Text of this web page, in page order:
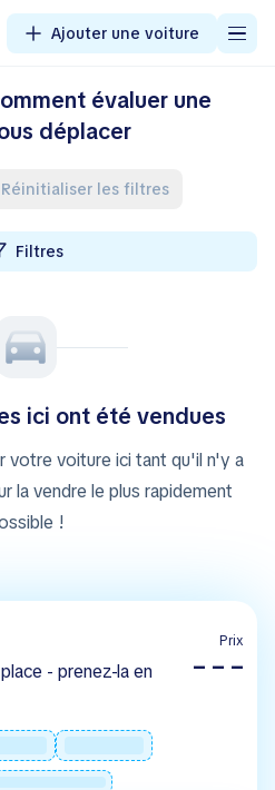
Ajouter une voiture
évaluer une
déplacer
Réinitialiser les filtres
Filtres
ici ont été vendues
votre voiture ici tant qu'il n'y a
la vendre le plus rapidement
!
- prenez-la en
Prix
– – –